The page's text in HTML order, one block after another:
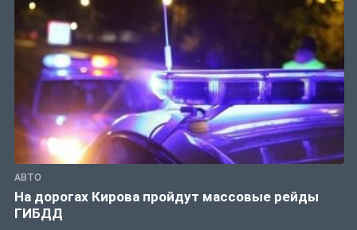
АВТО
На дорогах Кирова пройдут массовые рейды
ГИБДД